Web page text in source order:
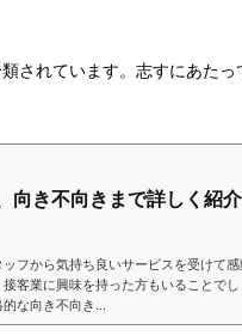
されています。志すにあた
向き不向きまで詳しく紹
フから気持ち良いサービスを受けて
客業に興味を持った方もいることで
な向き不向き...